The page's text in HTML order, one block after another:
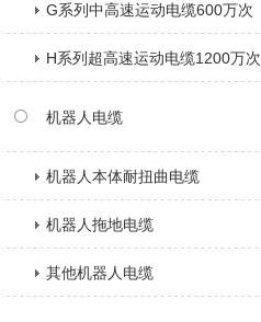
G系列中高速运动电缆600万次
H系列超高速运动电缆1200万次
机器人电缆
机器人本体耐扭曲电缆
机器人拖地电缆
其他机器人电缆